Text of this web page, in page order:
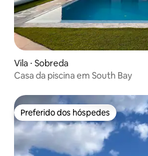
Vila ⋅ Sobreda
Casa da piscina em South Bay
Preferido dos hóspedes
Preferido dos hóspedes